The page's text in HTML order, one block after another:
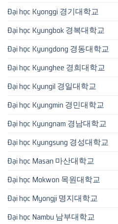
Đại học Kyonggi 경기대학교
Đại học Kyungbok 경복대학교
Đại học Kyungdong 경동대학교
Đại học Kyunghee 경희대학교
Đại học Kyungil 경일대학교
Đại học Kyungmin 경민대학교
Đại học Kyungnam 경남대학교
Đại học Kyungsung 경성대학교
Đại học Masan 마산대학교
Đại học Mokwon 목원대학교
Đại học Myongji 명지대학교
Đại học Nambu 남부대학교